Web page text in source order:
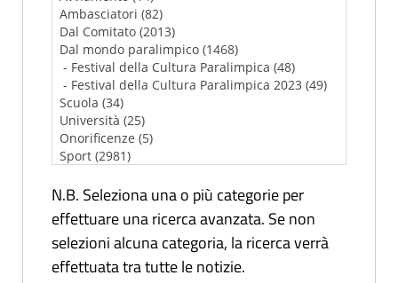
N.B. Seleziona una o più categorie per
effettuare una ricerca avanzata. Se non
selezioni alcuna categoria, la ricerca verrà
effettuata tra tutte le notizie.